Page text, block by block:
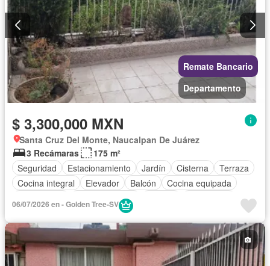
Remate Bancario
Departamento
$ 3,300,000 MXN
Santa Cruz Del Monte, Naucalpan De Juárez
3 Recámaras
175 m²
Seguridad
Estacionamiento Jardín Cisterna
Terraza
Cocina integral
Elevador Balcón
Cocina equipada
Sala polivalente
06/07/2026 en - Golden Tree-SV